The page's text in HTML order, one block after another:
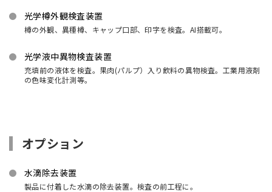
光学樽外観検査装置
樽の外観、異種樽、キャップ口部、印字を検査。AI搭載可。
光学液中異物検査装置
充填前の液体を検査。果肉(パルプ）入り飲料の異物検査。工業用液剤
の色味変化計測等。
オプション
水滴除去装置
製品に付着した水滴の除去装置。検査の前工程に。